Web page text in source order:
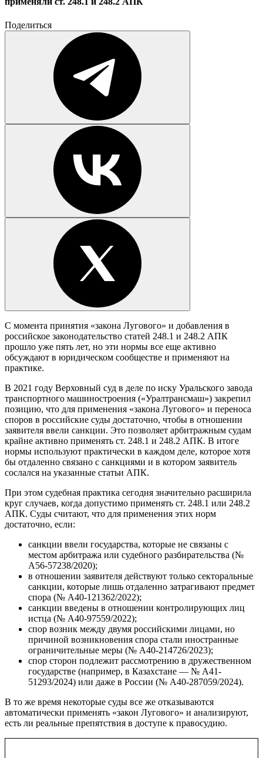
Поделиться
С момента принятия «закона Лугового» и добавления в
российское законодательство статей 248.1 и 248.2 АПК
прошло уже пять лет, но эти нормы все еще активно
обсуждают в юридическом сообществе и применяют на
практике.
В 2021 году Верховный суд в деле по иску Уральского завода
транспортного машиностроения («Уралтрансмаш») закрепил
позицию, что для применения «закона Лугового» и переноса
споров в российские суды достаточно, чтобы в отношении
заявителя ввели санкции. Это позволяет арбитражным судам
крайне активно применять ст. 248.1 и 248.2 АПК. В итоге
нормы используют практически в каждом деле, которое хотя
бы отдаленно связано с санкциями и в котором заявитель
сослался на указанные статьи АПК.
При этом судебная практика сегодня значительно расширила
круг случаев, когда допустимо применять ст. 248.1 или 248.2
АПК. Суды считают, что для применения этих норм
достаточно, если:
санкции ввели государства, которые не связаны с
местом арбитража или судебного разбирательства (№
А56-57238/2020);
в отношении заявителя действуют только секторальные
санкции, которые лишь отдаленно затрагивают предмет
спора (№ А40-121362/2022);
санкции введены в отношении контролирующих лиц
истца (№ А40-97559/2022);
спор возник между двумя российскими лицами, но
причиной возникновения спора стали иностранные
ограничительные меры (№ А40-214726/2023);
спор сторон подлежит рассмотрению в дружественном
государстве (например, в Казахстане — № А41-
51293/2024) или даже в России (№ А40-287059/2024).
В то же время некоторые суды все же отказываются
автоматически применять «закон Лугового» и анализируют,
есть ли реальные препятствия в доступе к правосудию.